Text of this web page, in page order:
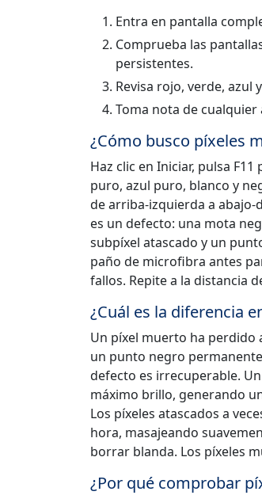
Entra en pantalla
Comprueba las
persistentes.
Revisa rojo, verde, azul
Toma nota de
¿Cómo busco píxeles
Haz clic en Iniciar, pulsa
puro, azul puro, blanco y
de arriba-izquierda a
es un defecto: una mota
subpíxel atascado y un
paño de microfibra antes
fallos. Repite a la distancia
¿Cuál es la diferencia
Un píxel muerto ha perdido
un punto negro
defecto es irrecuperable.
máximo brillo, generando
Los píxeles atascados a
hora, masajeando
borrar blanda. Los píxeles
¿Por qué comprobar